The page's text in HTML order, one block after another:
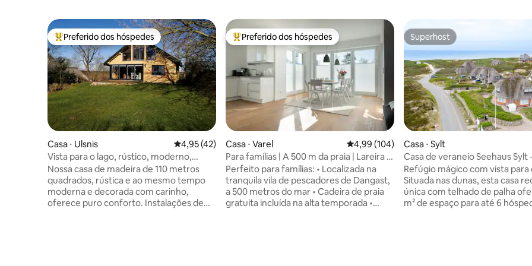
Entre os melhores preferidos dos hóspedes
Preferido dos hóspedes
Casa ⋅ Ulsnis 4,95 de uma avaliação média de 5, 42 avaliações
4,95 (42)
Vista para o lago, rústico, moderno,
janela panorâmica, sauna
Nossa casa de madeira de 110 metros
quadrados, rústica e ao mesmo tempo
moderna e decorada com carinho,
oferece puro conforto. Instalações de
Entre os melhores preferidos dos hóspedes
Preferido dos hóspedes
Casa ⋅ Varel 4,99 de uma avaliação média de 5, 104
4,99 (104)
Para famílias | A 500 m da praia | Lareira e
jardim
Perfeito para famílias: • Localizada na
tranquila vila de pescadores de Dangast,
a 500 metros do mar • Cadeira de praia
gratuita incluída na alta temporada •
Superhost
Superhost
Casa ⋅ Sylt
Casa de veraneio Seehaus Sylt
nas dunas de areia
Refúgio mágico com vista para
Situada nas dunas, esta casa
única com telhado de palha
m² de espaço para até 6